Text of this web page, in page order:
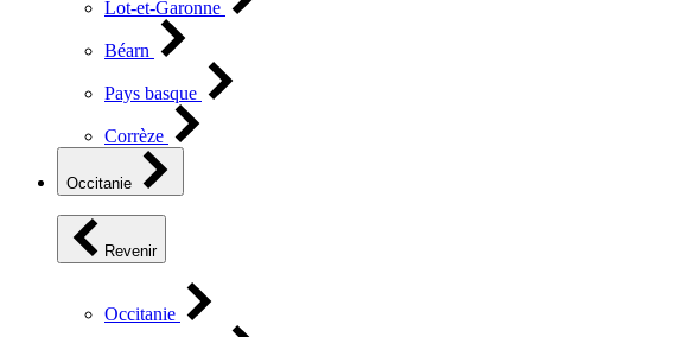
Lot-et-Garonne
Béarn
Pays basque
Corrèze
Occitanie
Revenir
Occitanie